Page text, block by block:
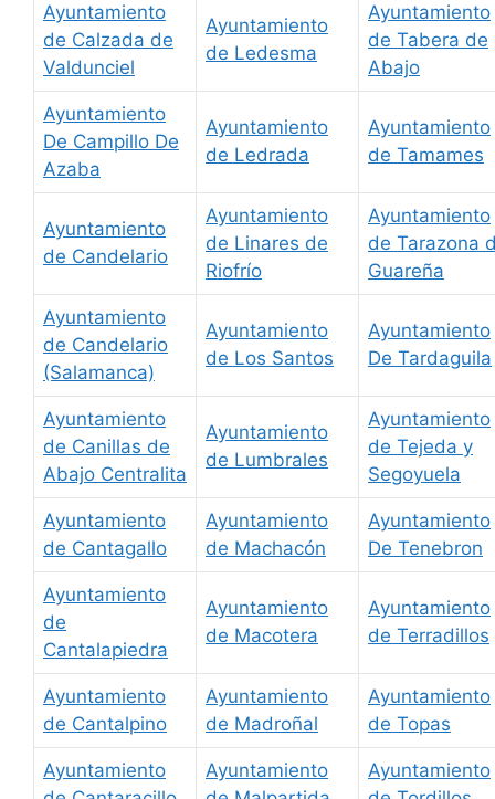
Ayuntamiento
de Calzada de
Valdunciel
Ayuntamiento
de Ledesma
Ayuntamiento
de Tabera de
Abajo
Ayuntamiento
De Campillo De
Azaba
Ayuntamiento
de Ledrada
Ayuntamiento
de Tamames
Ayuntamiento
de Candelario
Ayuntamiento
de Linares de
Riofrío
Ayuntamiento
de Tarazona
Guareña
Ayuntamiento
de Candelario
(Salamanca)
Ayuntamiento
de Los Santos
Ayuntamiento
De Tardaguila
Ayuntamiento
de Canillas de
Abajo Centralita
Ayuntamiento
de Lumbrales
Ayuntamiento
de Tejeda y
Segoyuela
Ayuntamiento
de Cantagallo
Ayuntamiento
de Machacón
Ayuntamiento
De Tenebron
Ayuntamiento
de
Cantalapiedra
Ayuntamiento
de Macotera
Ayuntamiento
de Terradillos
Ayuntamiento
de Cantalpino
Ayuntamiento
de Madroñal
Ayuntamiento
de Topas
Ayuntamiento
Ayuntamiento
Ayuntamiento